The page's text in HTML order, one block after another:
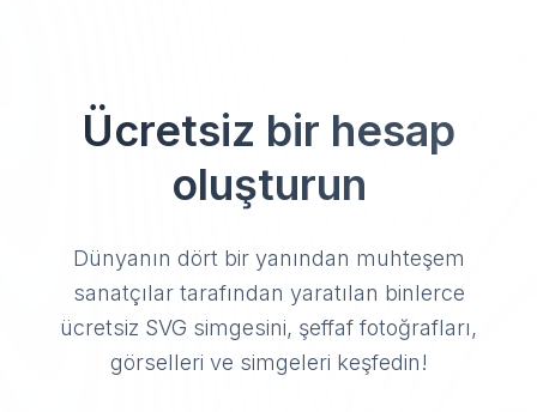
Ücretsiz bir hesap
oluşturun
Dünyanın dört bir yanından muhteşem
sanatçılar tarafından yaratılan binlerce
ücretsiz SVG simgesini, şeffaf fotoğrafları,
görselleri ve simgeleri keşfedin!